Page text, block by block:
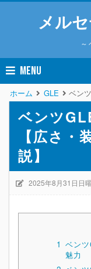
メル
～
MENU
ホーム GLE ベン
ベンツ
【広さ・
説】
2025年8月31日日
1 ベン
魅力